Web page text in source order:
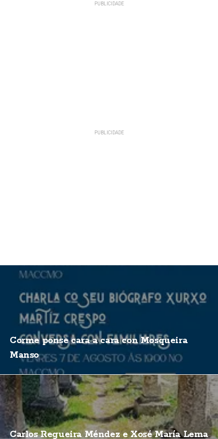
Corme ponse cara a cara con Mosqueira
Manso
Carlos Regueira Méndez e Xosé María Lema